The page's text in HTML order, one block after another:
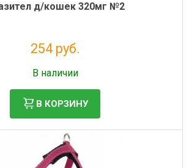
д/кошек 320мг №2
254 руб.
В наличии
В КОРЗИНУ